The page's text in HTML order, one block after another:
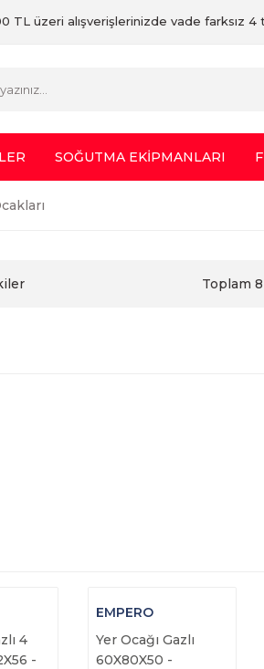
TL üzeri alışverişlerinizde vade farksız 4
SOĞUTMA EKİPMANLARI
Toplam
4
-
EMPERO
Yer Ocağı Gazlı
60X80X50 -